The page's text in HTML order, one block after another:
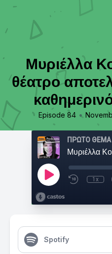
Μυριέλλα
θέατρο
Episode 84 •
ΠΡΩΤΟ ΘΕΜΑ
1x
Spotify